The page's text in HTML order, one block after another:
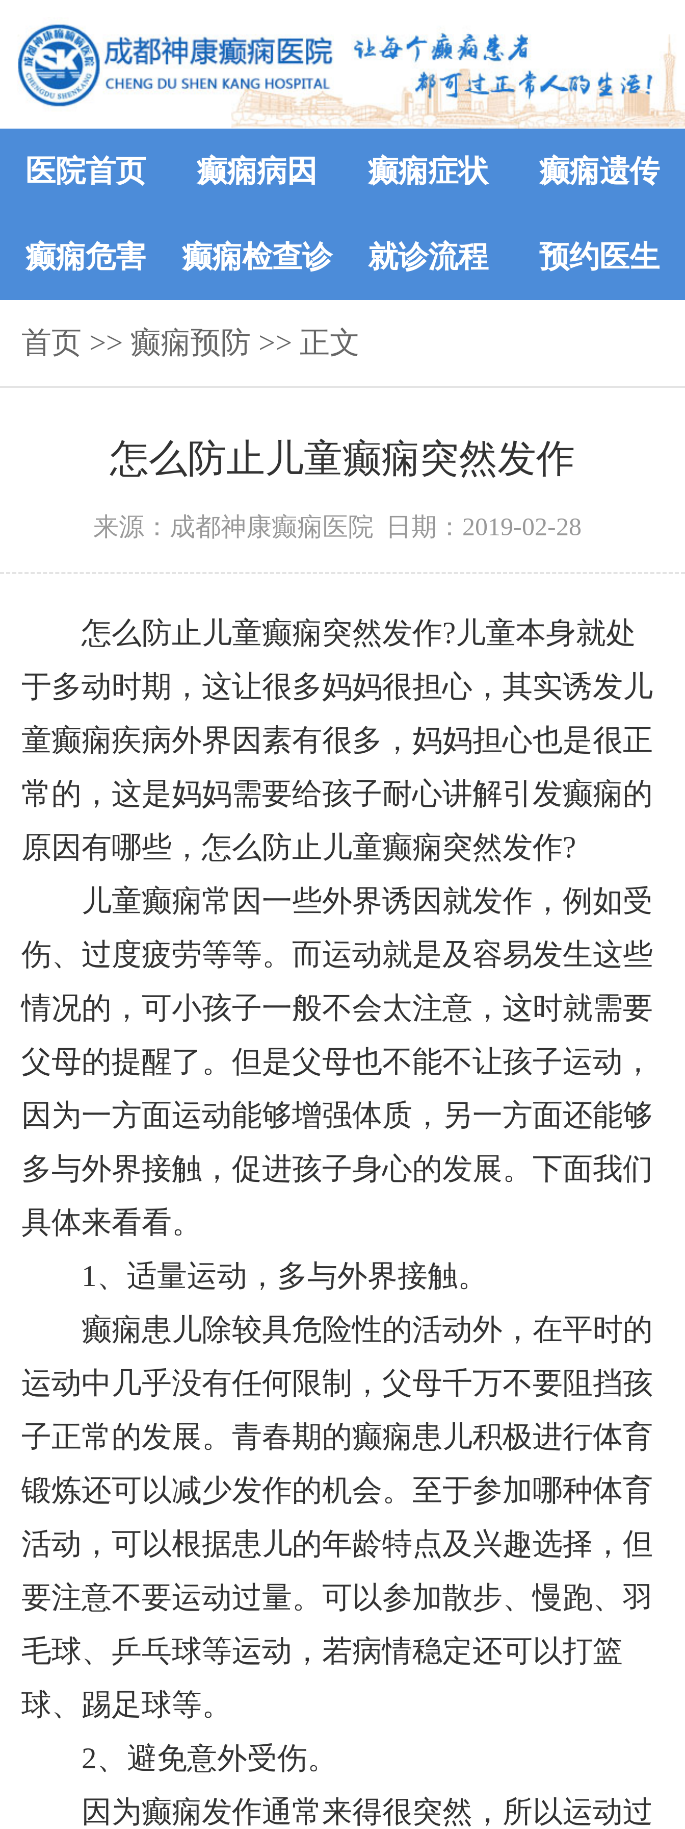
医院首页 癫痫病因 癫痫症状 癫痫遗传
癫痫危害 癫痫检查诊
断
就诊流程 预约医生
首页 >> 癫痫预防 >> 正文
怎么防止儿童癫痫突然发作
来源：成都神康癫痫医院 日期：2019-02-28
怎么防止儿童癫痫突然发作?儿童本身就处
于多动时期，这让很多妈妈很担心，其实诱发儿
童癫痫疾病外界因素有很多，妈妈担心也是很正
常的，这是妈妈需要给孩子耐心讲解引发癫痫的
原因有哪些，怎么防止儿童癫痫突然发作?
儿童癫痫常因一些外界诱因就发作，例如受
伤、过度疲劳等等。而运动就是及容易发生这些
情况的，可小孩子一般不会太注意，这时就需要
父母的提醒了。但是父母也不能不让孩子运动，
因为一方面运动能够增强体质，另一方面还能够
多与外界接触，促进孩子身心的发展。下面我们
具体来看看。
1、适量运动，多与外界接触。
癫痫患儿除较具危险性的活动外，在平时的
运动中几乎没有任何限制，父母千万不要阻挡孩
子正常的发展。青春期的癫痫患儿积极进行体育
锻炼还可以减少发作的机会。至于参加哪种体育
活动，可以根据患儿的年龄特点及兴趣选择，但
要注意不要运动过量。可以参加散步、慢跑、羽
毛球、乒乓球等运动，若病情稳定还可以打篮
球、踢足球等。
2、避免意外受伤。
因为癫痫发作通常来得很突然，所以运动过